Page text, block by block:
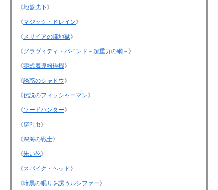
《地盤沈下》
《マジック・ドレイン》
《 メサイアの蟻地獄》
《グラヴィティ・バインド－超重力の網－ 》
《零式魔導粉砕機》
《誘惑のシャドウ》
《伝説のフィッシャーマン》
《ソードハンター》
《穿孔虫》
《深海の戦士》
《朱い靴》
《スパイク・ヘッド》
《暗黒の眠りを誘うルシファー》